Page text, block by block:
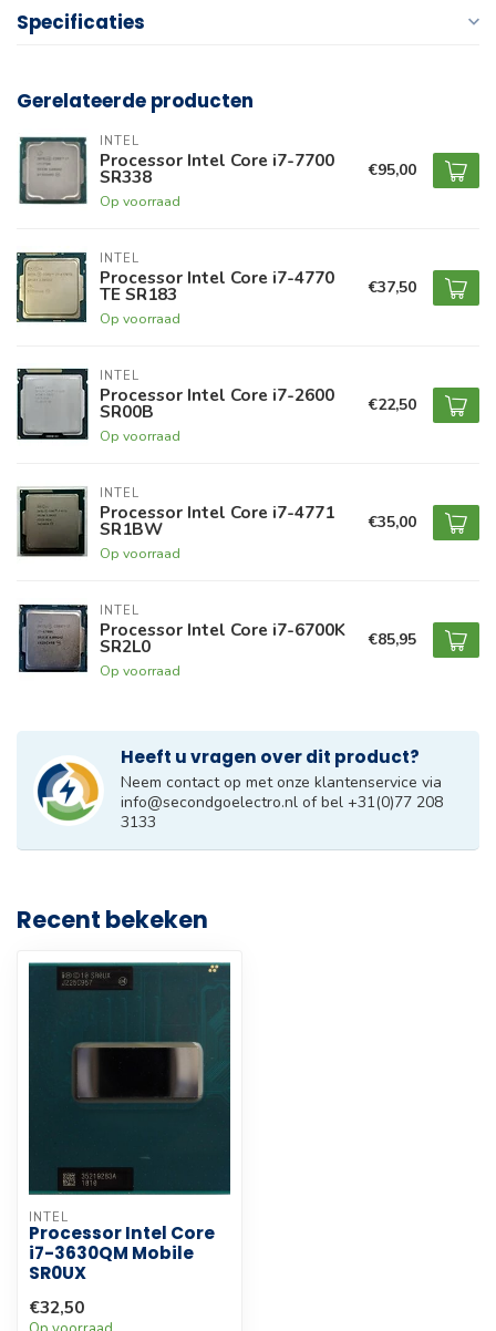
Specificaties
Gerelateerde producten
INTEL
Processor Intel Core i7-7700
SR338
Op voorraad
€95,00
INTEL
Processor Intel Core i7-4770
TE SR183
Op voorraad
€37,50
INTEL
Processor Intel Core i7-2600
SR00B
Op voorraad
€22,50
INTEL
Processor Intel Core i7-4771
SR1BW
Op voorraad
€35,00
INTEL
Processor Intel Core i7-6700K
SR2L0
Op voorraad
€85,95
Heeft u vragen over dit product?
Neem contact op met onze klantenservice via
info@secondgoelectro.nl of bel +31(0)77 208
3133
Recent bekeken
INTEL
Processor Intel Core
i7-3630QM Mobile
SR0UX
€32,50